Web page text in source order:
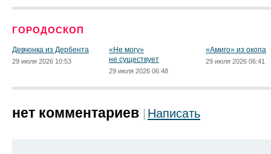
ГОРОДОСКОП
Девчонка из Дербента
29 июля 2026 10:53
«Не могу»
не существует
29 июля 2026 06:48
«Амиго» из окопа
29 июля 2026 06:41
нет комментариев Написать